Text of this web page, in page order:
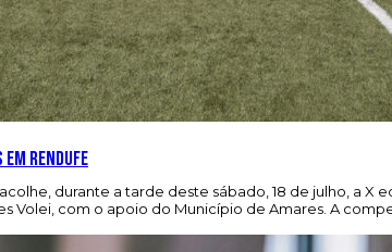
Rendufe
durante a tarde deste sábado, 18 de julho, a X
Volei, com o apoio do Município de Amares. A